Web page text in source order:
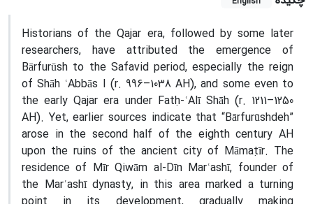
Historians of the Qajar era, followed by some later
researchers, have attributed the emergence of
Bārfurūsh to the Safavid period, especially the reign
of Shāh ʿAbbās I (r. 996–1038 AH), and some even to
the early Qajar era under Fatḥ-ʿAlī Shāh (r. 1211–1250
AH). Yet, earlier sources indicate that “Bārfurūshdeh”
arose in the second half of the eighth century AH
upon the ruins of the ancient city of Māmaṭīr. The
residence of Mīr Qiwām al-Dīn Marʿashī, founder of
the Marʿashī dynasty, in this area marked a turning